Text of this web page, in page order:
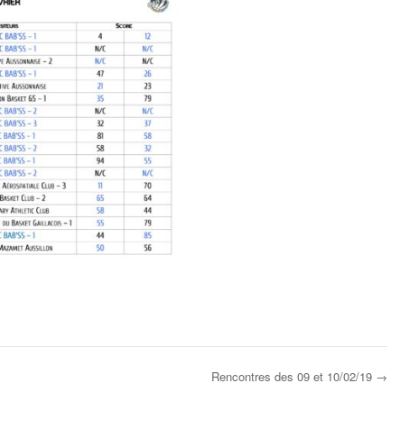
Rencontres des 09 et 10/02/19 →